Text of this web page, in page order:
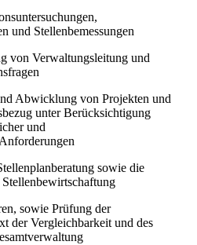
und Stellenbemessungen
von Verwaltungsleitung und
Abwicklung von Projekten und
unter Berücksichtigung
und
sowie die
sowie Prüfung der
der Vergleichbarkeit und des